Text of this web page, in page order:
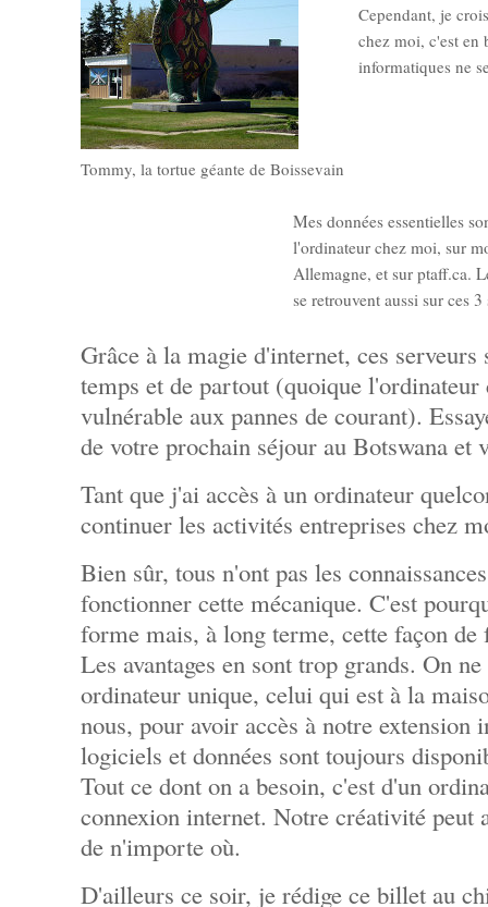
Tommy, la tortue géante de Boissevain
Cependant, je
chez moi, c'est en
informatiques ne
Mes données essentielles
l'ordinateur chez moi, sur
Allemagne, et sur ptaff.ca.
se retrouvent aussi sur ces
Grâce à la magie d'internet, ces serveurs
temps et de partout (quoique
vulnérable aux pannes de courant).
de votre prochain séjour au Botswana et
Tant que j'ai accès à un ordinateur
continuer les activités entreprises chez
Bien sûr, tous n'ont pas les
fonctionner cette mécanique. C'est
forme mais, à long terme, cette façon
Les avantages en sont trop grands. On
ordinateur unique, celui qui est à la
nous, pour avoir accès à notre extension
logiciels et données sont toujours
Tout ce dont on a besoin, c'est d'un
connexion internet. Notre créativité peut
de n'importe où.
D'ailleurs ce soir, je rédige ce billet au